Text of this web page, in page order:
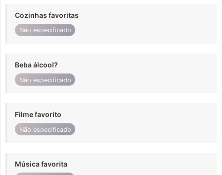
Cozinhas favoritas
Não especificado
Beba álcool?
Não especificado
Filme favorito
Não especificado
Música favorita